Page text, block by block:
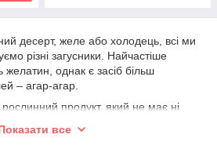
десерт, желе або холодець, всі ми
різні загусники. Найчастіше
желатин, однак є засіб більш
– агар-агар.
продукт, який не має ні
Добувають речовину з червоних
все